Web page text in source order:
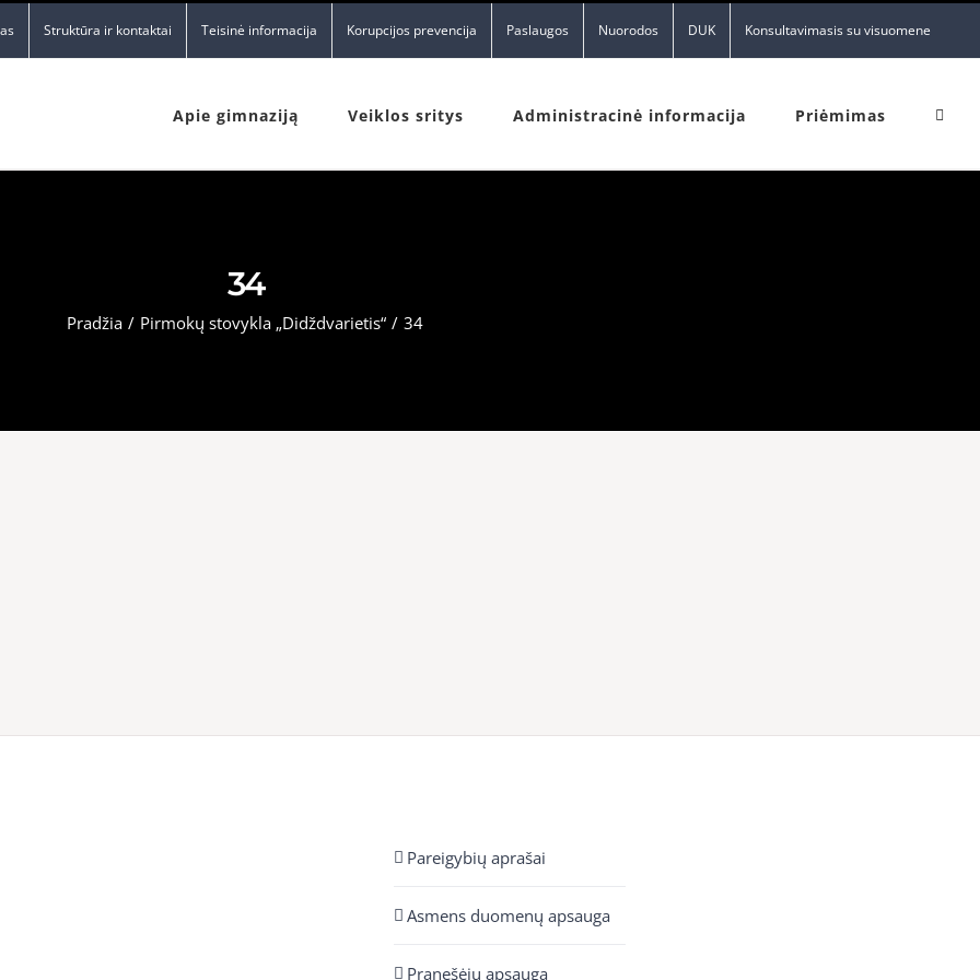
Struktūra ir kontaktai Teisinė informacija Korupcijos prevencija Paslaugos Nuorodos DUK Konsultavimasis su visuomene
Apie gimnaziją Veiklos sritys Administracinė informacija Priėmimas
34
Pradžia / Pirmokų stovykla „Didždvarietis“ / 34
Pareigybių aprašai
Asmens duomenų apsauga
Pranešėjų apsauga